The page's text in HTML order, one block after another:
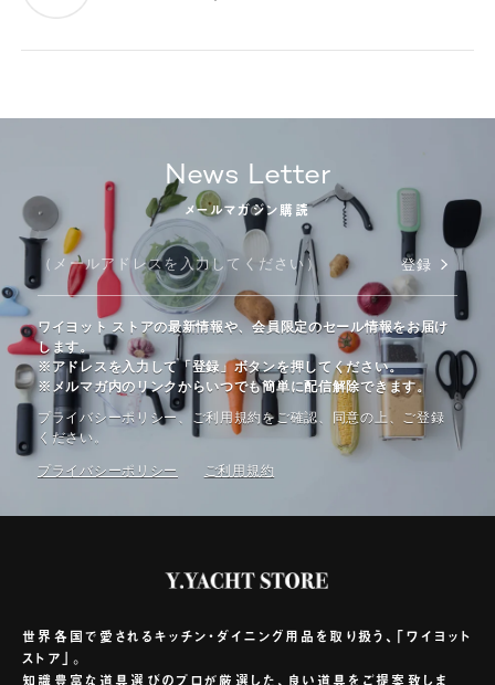
News Letter
メールマガジン購読
登録
ワイヨット ストアの最新情報や、会員限定のセール情報をお届け
します。
※アドレスを入力して「登録」ボタンを押してください。
※メルマガ内のリンクからいつでも簡単に配信解除できます。
プライバシーポリシー、ご利⽤規約をご確認、同意の上、ご登録
ください。
プライバシーポリシー ご利⽤規約
世界各国で愛されるキッチン・ダイニング用品を取り扱う、「ワイヨット
ストア」。
知識豊富な道具選びのプロが厳選した、良い道具をご提案致しま